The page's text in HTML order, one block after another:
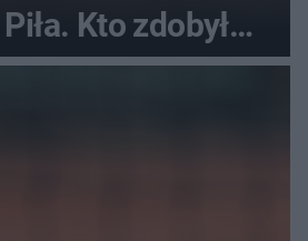
Kto zdobył
punktów?